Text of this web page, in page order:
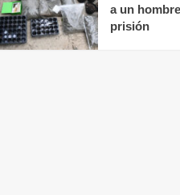
a un
prisión